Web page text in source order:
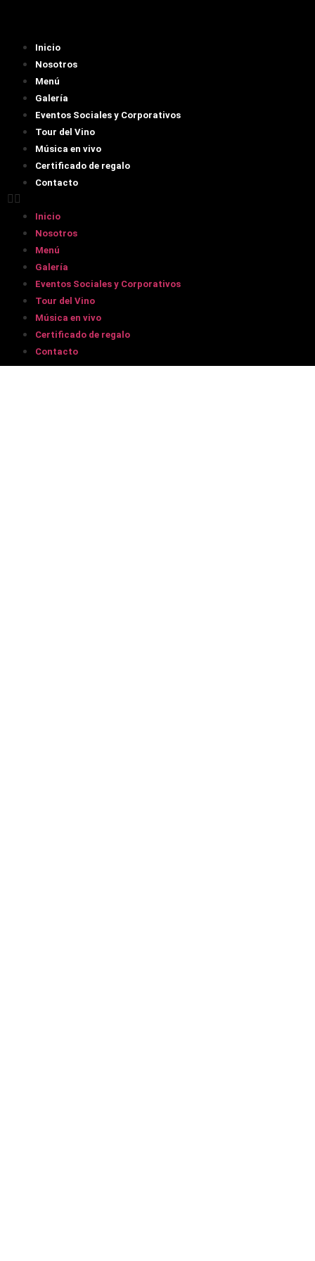
Inicio
Nosotros
Menú
Galería
Eventos Sociales y Corporativos
Tour del Vino
Música en vivo
Certificado de regalo
Contacto
Inicio
Nosotros
Menú
Galería
Eventos Sociales y Corporativos
Tour del Vino
Música en vivo
Certificado de regalo
Contacto